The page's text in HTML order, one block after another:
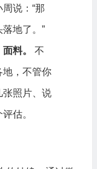
说：“那
地了。”
料。 不
地，不管你
张照片、说
估。